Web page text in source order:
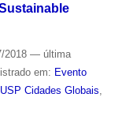
2018 — última
em: Evento
Cidades Globais